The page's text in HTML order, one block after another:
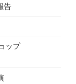
告
ップ